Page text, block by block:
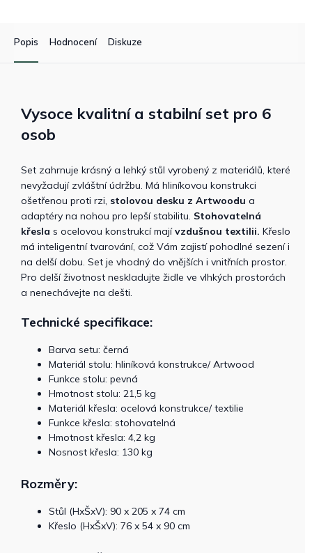
Popis Hodnocení Diskuze
Vysoce kvalitní a stabilní set pro 6
osob
Set zahrnuje krásný a lehký stůl vyrobený z materiálů, které
nevyžadují zvláštní údržbu. Má hliníkovou konstrukci
ošetřenou proti rzi, stolovou desku z Artwoodu a
adaptéry na nohou pro lepší stabilitu. Stohovatelná
křesla s ocelovou konstrukcí majívzdušnou textilii. Křeslo
má inteligentní tvarování, což Vám zajistí pohodlné sezení i
na delší dobu. Set je vhodný do vnějších i vnitřních prostor.
Pro delší životnost neskladujte židle ve vlhkých prostorách
a nenechávejte na dešti.
Technické specifikace:
Barva setu: černá
Materiál stolu: hliníková konstrukce/ Artwood
Funkce stolu: pevná
Hmotnost stolu: 21,5 kg
Materiál křesla: ocelová konstrukce/ textilie
Funkce křesla: stohovatelná
Hmotnost křesla: 4,2 kg
Nosnost křesla: 130 kg
Rozměry:
Stůl (HxŠxV): 90 x 205 x 74 cm
Křeslo (HxŠxV): 76 x 54 x 90 cm